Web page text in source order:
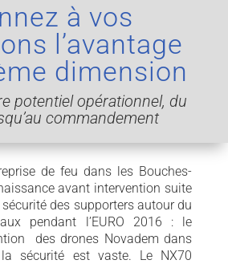
à vos
l’avantage
dimension
potentiel opérationnel, du
commandement
de feu dans les Bouches-
avant intervention suite
sécurité des supporters autour du
pendant l’EURO 2016 : le
des drones Novadem dans
sécurité est vaste. Le NX70